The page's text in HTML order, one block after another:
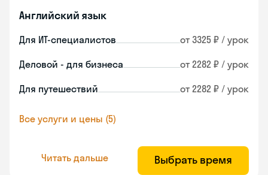
Английский язык
Для ИТ-специалистов от 3325 ₽ / урок
Деловой - для бизнеса от 2282 ₽ / урок
Для путешествий от 2282 ₽ / урок
Все услуги и цены (5)
Читать дальше Выбрать время